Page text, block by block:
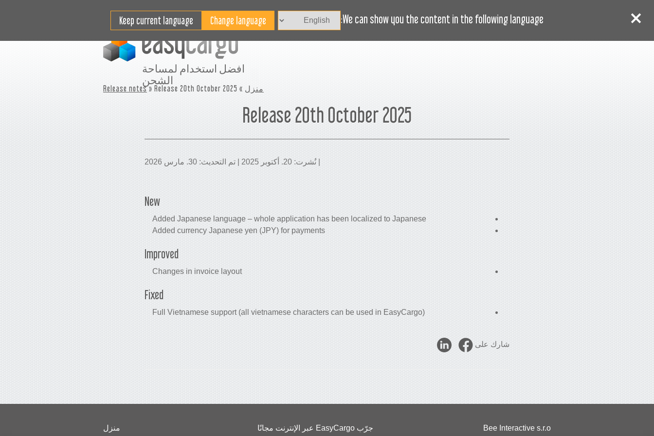
We can show you the content in the following language:
Keep current language
افضل استخدام لمساحة
الشحن
منزل »
Release notes» Release 20th October 2025
Release 20th October 2025
| نُشرت: 20. أكتوبر 2025 | تم التحديث: 30. مارس 2026
New
Added Japanese language – whole application has been localized to Japanese
Added currency Japanese yen (JPY) for payments
Improved
Changes in invoice layout
Fixed
Full Vietnamese support (all vietnamese characters can be used in EasyCargo)
شارك على
منزل جرّب EasyCargo عبر الإنترنت مجانًا Bee Interactive s.r.o